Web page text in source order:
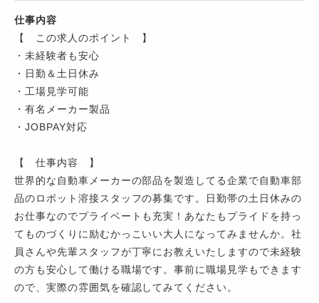
仕事内容
【 この求人のポイント 】
・未経験者も安心
・日勤＆土日休み
・工場見学可能
・有名メーカー製品
・JOBPAY対応
【 仕事内容 】
世界的な自動車メーカーの部品を製造してる企業で自動車部
品のロボット溶接スタッフの募集です。日勤帯の土日休みの
お仕事なのでプライベートも充実！あなたもプライドを持っ
てものづくりに励むかっこいい大人になってみませんか。社
員さんや先輩スタッフが丁寧にお教えいたしますので未経験
の方も安心して働ける職場です。事前に職場見学もできます
ので、実際の雰囲気を確認してみてください。